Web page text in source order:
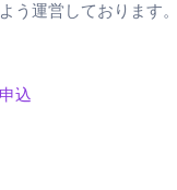
う運営しております
込